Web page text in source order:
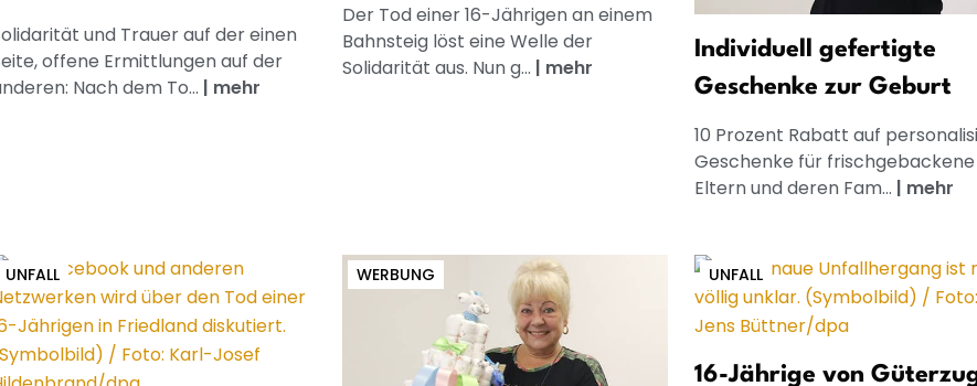
und Trauer auf der einen
offene Ermittlungen auf der
Nach dem To... | mehr
Der Tod einer 16-Jährigen an einem
Bahnsteig löst eine Welle der
Solidarität aus. Nun g... | mehr
Individuell gefertigte
Geschenke zur Geburt
10 Prozent Rabatt auf
Geschenke für frischgebackene
Eltern und deren Fam... | mehr
UNFALL WERBUNG UNFALL
16-Jährige von